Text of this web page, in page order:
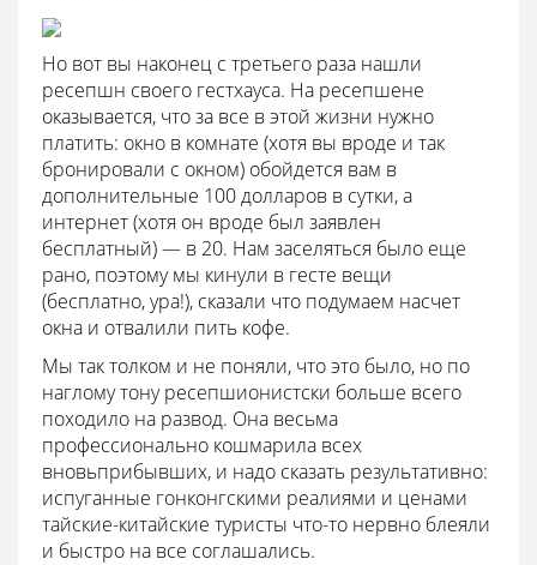
Но вот вы наконец с третьего раза нашли
ресепшн своего гестхауса. На ресепшене
оказывается, что за все в этой жизни нужно
платить: окно в комнате (хотя вы вроде и так
бронировали с окном) обойдется вам в
дополнительные 100 долларов в сутки, а
интернет (хотя он вроде был заявлен
бесплатный) — в 20. Нам заселяться было еще
рано, поэтому мы кинули в гесте вещи
(бесплатно, ура!), сказали что подумаем насчет
окна и отвалили пить кофе.
Мы так толком и не поняли, что это было, но по
наглому тону ресепшионистски больше всего
походило на развод. Она весьма
профессионально кошмарила всех
вновьприбывших, и надо сказать результативно:
испуганные гонконгскими реалиями и ценами
тайские-китайские туристы что-то нервно блеяли
и быстро на все соглашались.